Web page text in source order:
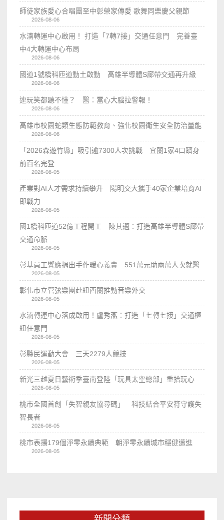
師徒家族愛心合唱團至中彰榮家傳愛 歌舞同樂慶父親節
2026-08-06
水湳轉運中心啟用！ 打造「7轉7接」交通任意門 完善臺
中4大轉運中心布局
2026-08-06
國道1號橋科匝道動土啟動 高雄半導體S廊帶交通再升級
2026-08-06
連玩笑都聽不懂？ 醫：當心大腦拉警報！
2026-08-06
高雄市校園蛇類生態防範教育、強化校園衛生安全防治量能
2026-08-06
「2026森遊竹縣」吸引逾7300人次挑戰 宜蘭1家4口躋身
前百名完登
2026-08-05
產業對AI人才需求持續攀升 陽明交大攜手40家企業培育AI
即戰力
2026-08-05
國1橋科匝道52億工程開工 陳其邁：打造高雄半導體S廊帶
交通命脈
2026-08-05
彰基員工響應捐出手作暖心義賣 551萬元助兩萬人次就醫
2026-08-05
彰化市立管弦樂團赴紐西蘭推動音樂外交
2026-08-05
水湳轉運中心落成啟用！盧秀燕：打造「七轉七接」交通樞
紐任意門
2026-08-05
彰縣民運動大會 三天2279人競技
2026-08-05
新光三越夏日藝術季臺南登陸「玩具太空總部」重拾玩心
2026-08-05
桃市全國首創「失智親友協尋碼」 科技結合平安符守護失
智長者
2026-08-05
桃市表揚179個淨零永續典範 朝淨零永續城市穩健邁進
2026-08-05